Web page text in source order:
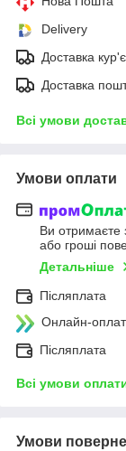
Delivery
Доставка
Доставка
Всі умови
Умови оплати
Ви отримаєте
або гроші
Детальніше
Післяплата
Онлайн-
Післяплата
Всі умови
Умови